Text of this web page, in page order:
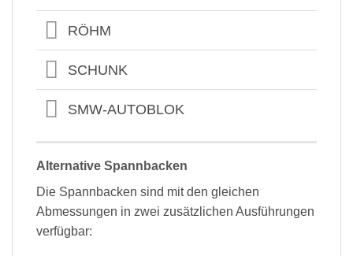
RÖHM
SCHUNK
SMW-AUTOBLOK
Alternative Spannbacken
Die Spannbacken sind mit den gleichen
Abmessungen in zwei zusätzlichen Ausführungen
verfügbar: